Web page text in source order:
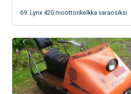
69. Lynx 420 moottorikelkka varaosiksi